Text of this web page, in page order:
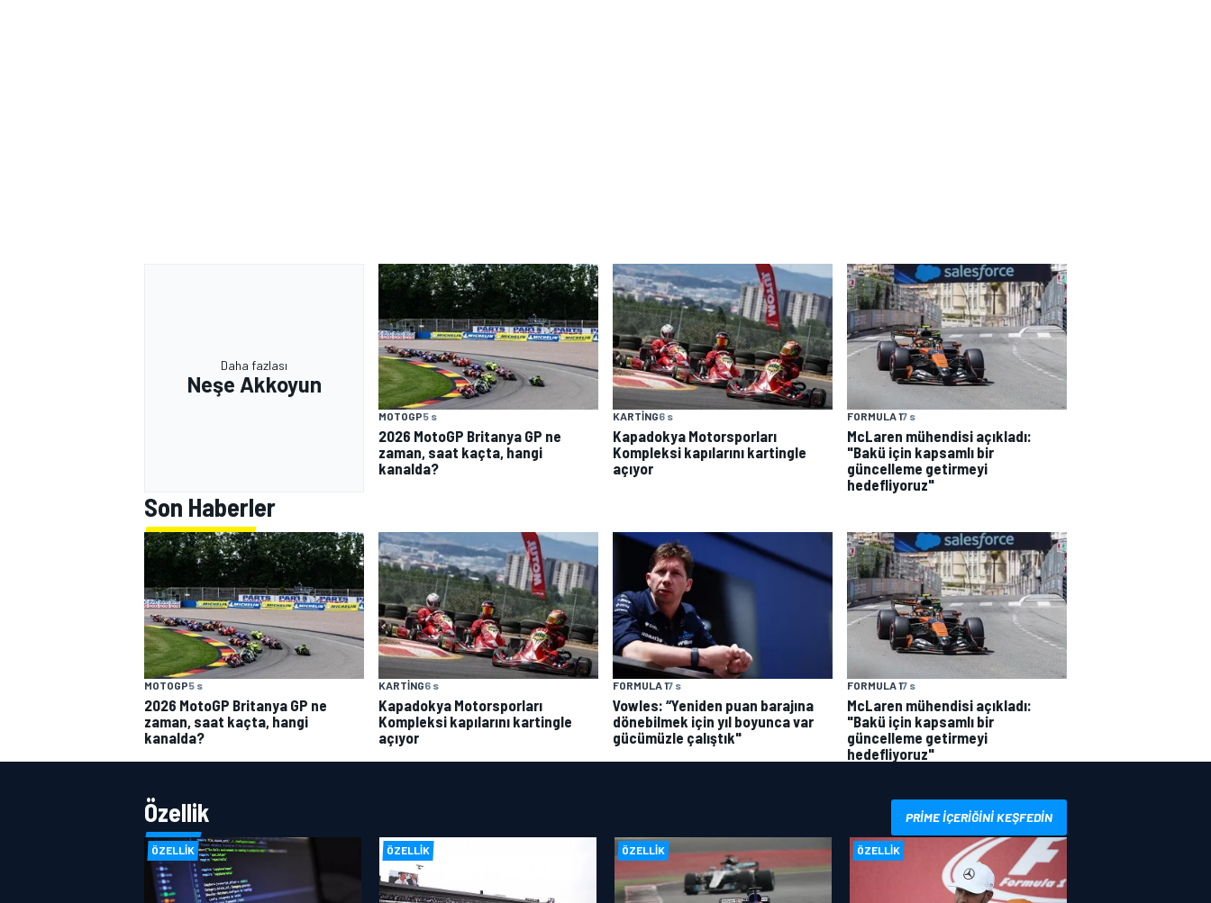
Daha fazlası
Neşe Akkoyun
MOTOGP5 s
2026 MotoGP Britanya GP ne
zaman, saat kaçta, hangi
kanalda?
KARTING6 s
Kapadokya Motorsporları
Kompleksi kapılarını kartingle
açıyor
FORMULA 17 s
McLaren mühendisi açıkladı:
"Bakü için kapsamlı bir
güncelleme getirmeyi
hedefliyoruz"
Son Haberler
MOTOGP5 s
2026 MotoGP Britanya GP ne
zaman, saat kaçta, hangi
kanalda?
KARTING6 s
Kapadokya Motorsporları
Kompleksi kapılarını kartingle
açıyor
FORMULA 17 s
Vowles: “Yeniden puan barajına
dönebilmek için yıl boyunca var
gücümüzle çalıştık"
FORMULA 17 s
McLaren mühendisi açıkladı:
"Bakü için kapsamlı bir
güncelleme getirmeyi
hedefliyoruz"
Özellik PRIME IÇERIĞINI KEŞFEDIN
ÖZELLIK ÖZELLIK ÖZELLIK ÖZELLIK